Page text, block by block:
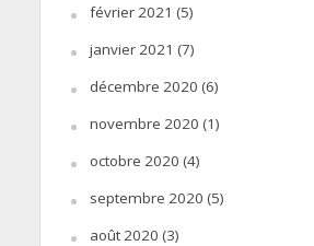
février 2021 (5)
janvier 2021 (7)
décembre 2020 (6)
novembre 2020 (1)
octobre 2020 (4)
septembre 2020 (5)
août 2020 (3)